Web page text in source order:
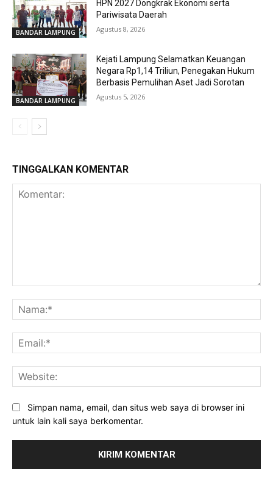
BANDAR LAMPUNG
HPN 2027 Dongkrak Ekonomi serta
Pariwisata Daerah
Agustus 8, 2026
BANDAR LAMPUNG
Kejati Lampung Selamatkan Keuangan
Negara Rp1,14 Triliun, Penegakan Hukum
Berbasis Pemulihan Aset Jadi Sorotan
Agustus 5, 2026
TINGGALKAN KOMENTAR
Simpan nama, email, dan situs web saya di browser ini
untuk lain kali saya berkomentar.